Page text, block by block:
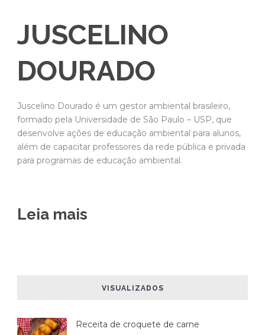
JUSCELINO
DOURADO
Juscelino Dourado é um gestor ambiental brasileiro,
formado pela Universidade de São Paulo – USP, que
desenvolve ações de educação ambiental para alunos,
além de capacitar professores da rede pública e privada
para programas de educação ambiental.
Leia mais
VISUALIZADOS
Receita de croquete de carne